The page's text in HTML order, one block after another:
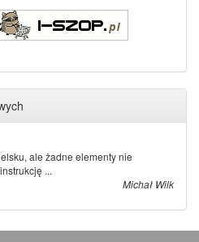
ale żadne elementy nie
...
Michał Wilk